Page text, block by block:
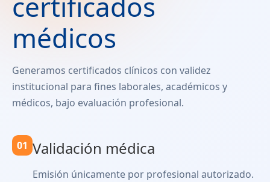
médicos
Generamos certificados clínicos con validez
institucional para fines laborales, académicos y
médicos, bajo evaluación profesional.
01 Validación médica
Emisión únicamente por profesional autorizado.